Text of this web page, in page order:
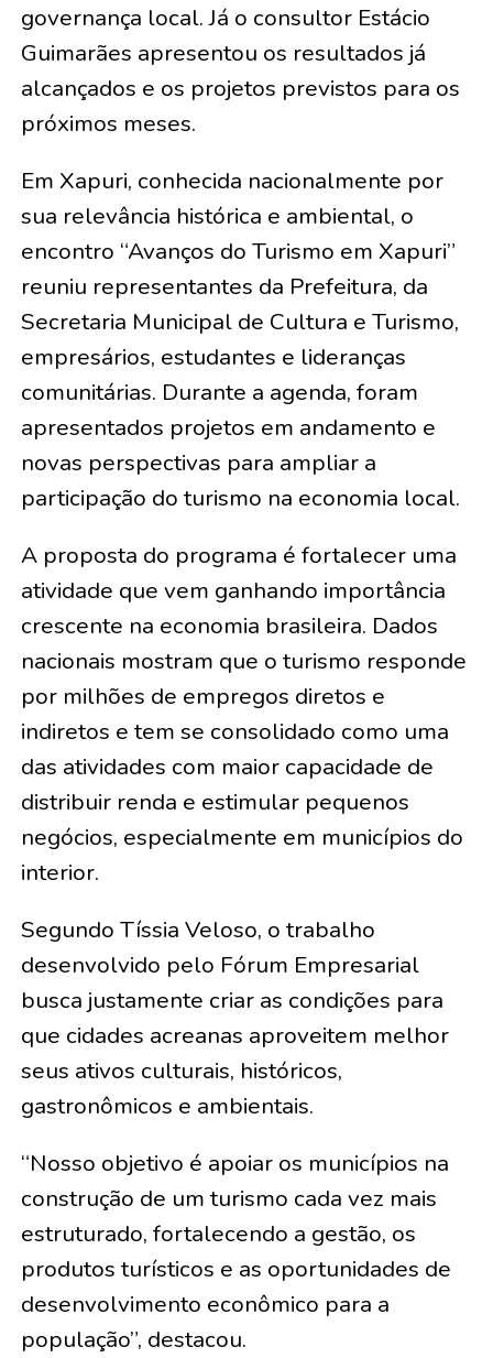
governança local. Já o consultor Estácio
Guimarães apresentou os resultados já
alcançados e os projetos previstos para os
próximos meses.
Em Xapuri, conhecida nacionalmente por
sua relevância histórica e ambiental, o
encontro “Avanços do Turismo em Xapuri”
reuniu representantes da Prefeitura, da
Secretaria Municipal de Cultura e Turismo,
empresários, estudantes e lideranças
comunitárias. Durante a agenda, foram
apresentados projetos em andamento e
novas perspectivas para ampliar a
participação do turismo na economia local.
A proposta do programa é fortalecer uma
atividade que vem ganhando importância
crescente na economia brasileira. Dados
nacionais mostram que o turismo responde
por milhões de empregos diretos e
indiretos e tem se consolidado como uma
das atividades com maior capacidade de
distribuir renda e estimular pequenos
negócios, especialmente em municípios do
interior.
Segundo Tíssia Veloso, o trabalho
desenvolvido pelo Fórum Empresarial
busca justamente criar as condições para
que cidades acreanas aproveitem melhor
seus ativos culturais, históricos,
gastronômicos e ambientais.
“Nosso objetivo é apoiar os municípios na
construção de um turismo cada vez mais
estruturado, fortalecendo a gestão, os
produtos turísticos e as oportunidades de
desenvolvimento econômico para a
população”, destacou.